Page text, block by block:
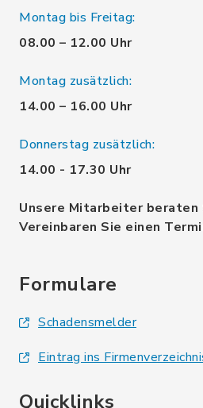
Montag bis Freitag:
08.00 – 12.00 Uhr
Montag zusätzlich:
14.00 – 16.00 Uhr
Donnerstag zusätzlich:
14.00 - 17.30 Uhr
Unsere Mitarbeiter beraten
Vereinbaren Sie einen
Formulare
Schadensmelder
Eintrag ins
Quicklinks